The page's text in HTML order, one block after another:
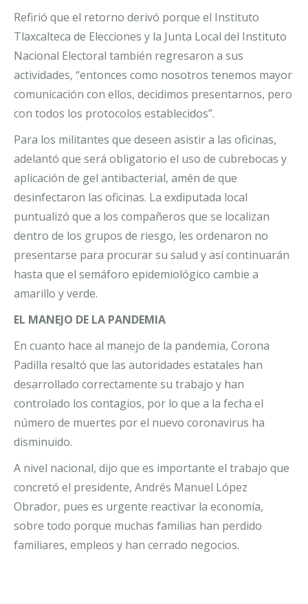
Refirió que el retorno derivó porque el Instituto
Tlaxcalteca de Elecciones y la Junta Local del Instituto
Nacional Electoral también regresaron a sus
actividades, “entonces como nosotros tenemos mayor
comunicación con ellos, decidimos presentarnos, pero
con todos los protocolos establecidos”.
Para los militantes que deseen asistir a las oficinas,
adelantó que será obligatorio el uso de cubrebocas y
aplicación de gel antibacterial, amén de que
desinfectaron las oficinas. La exdiputada local
puntualizó que a los compañeros que se localizan
dentro de los grupos de riesgo, les ordenaron no
presentarse para procurar su salud y así continuarán
hasta que el semáforo epidemiológico cambie a
amarillo y verde.
EL MANEJO DE LA PANDEMIA
En cuanto hace al manejo de la pandemia, Corona
Padilla resaltó que las autoridades estatales han
desarrollado correctamente su trabajo y han
controlado los contagios, por lo que a la fecha el
número de muertes por el nuevo coronavirus ha
disminuido.
A nivel nacional, dijo que es importante el trabajo que
concretó el presidente, Andrés Manuel López
Obrador, pues es urgente reactivar la economía,
sobre todo porque muchas familias han perdido
familiares, empleos y han cerrado negocios.